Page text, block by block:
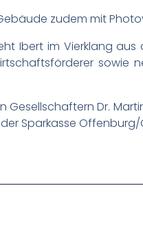
zudem mit
Ibert im Vierklang
Dr.
der Sparkasse